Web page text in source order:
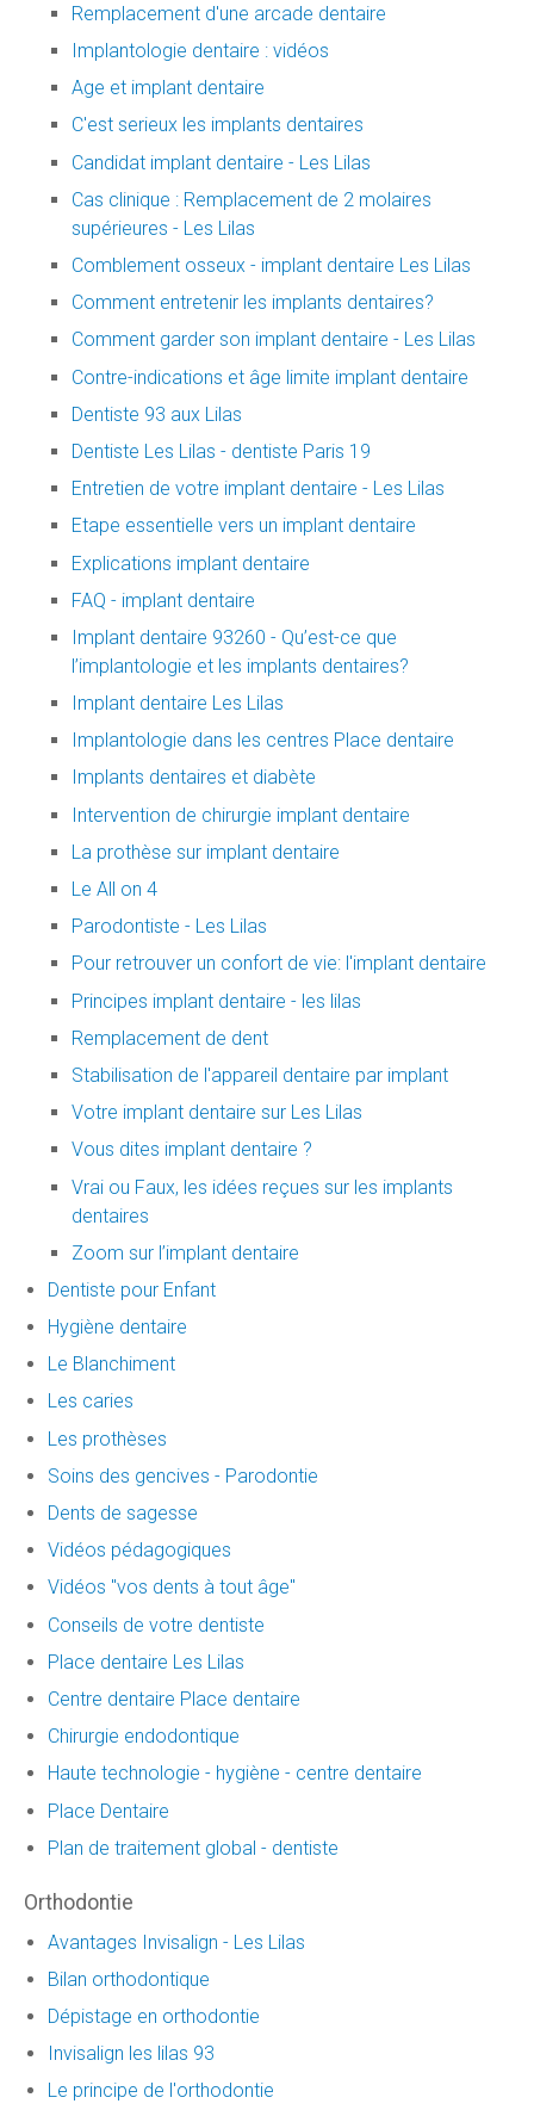
Remplacement d'une arcade dentaire
Implantologie dentaire : vidéos
Age et implant dentaire
C'est serieux les implants dentaires
Candidat implant dentaire - Les Lilas
Cas clinique : Remplacement de 2 molaires
supérieures - Les Lilas
Comblement osseux - implant dentaire Les Lilas
Comment entretenir les implants dentaires?
Comment garder son implant dentaire - Les Lilas
Contre-indications et âge limite implant dentaire
Dentiste 93 aux Lilas
Dentiste Les Lilas - dentiste Paris 19
Entretien de votre implant dentaire - Les Lilas
Etape essentielle vers un implant dentaire
Explications implant dentaire
FAQ - implant dentaire
Implant dentaire 93260 - Qu’est-ce que
l’implantologie et les implants dentaires?
Implant dentaire Les Lilas
Implantologie dans les centres Place dentaire
Implants dentaires et diabète
Intervention de chirurgie implant dentaire
La prothèse sur implant dentaire
Le All on 4
Parodontiste - Les Lilas
Pour retrouver un confort de vie: l'implant dentaire
Principes implant dentaire - les lilas
Remplacement de dent
Stabilisation de l'appareil dentaire par implant
Votre implant dentaire sur Les Lilas
Vous dites implant dentaire ?
Vrai ou Faux, les idées reçues sur les implants
dentaires
Zoom sur l’implant dentaire
Dentiste pour Enfant
Hygiène dentaire
Le Blanchiment
Les caries
Les prothèses
Soins des gencives - Parodontie
Dents de sagesse
Vidéos pédagogiques
Vidéos "vos dents à tout âge"
Conseils de votre dentiste
Place dentaire Les Lilas
Centre dentaire Place dentaire
Chirurgie endodontique
Haute technologie - hygiène - centre dentaire
Place Dentaire
Plan de traitement global - dentiste
Orthodontie
Avantages Invisalign - Les Lilas
Bilan orthodontique
Dépistage en orthodontie
Invisalign les lilas 93
Le principe de l'orthodontie